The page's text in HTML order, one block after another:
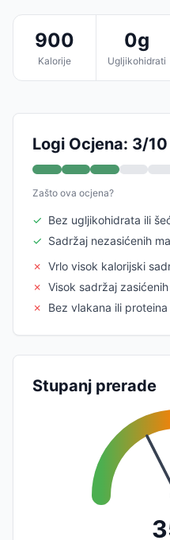
900
Kalorije
0g
Ugljikohidrati
Logi Ocjena: 3/10
Zašto ova ocjena?
✓ Bez ugljikohidrata ili
✓ Sadržaj nezasićenih
✗ Vrlo visok kalorijski
✗ Visok sadržaj
✗
Bez vlakana ili proteina
Stupanj prerade